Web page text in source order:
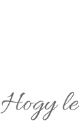
Hogy